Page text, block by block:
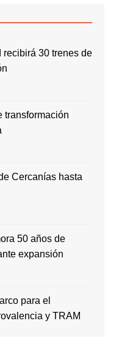
recibirá 30 trenes de
transformación
Cercanías hasta
50 años de
expansión
para el
y TRAM